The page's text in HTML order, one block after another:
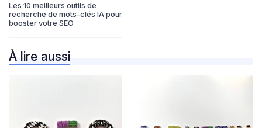
Les 10 meilleurs outils de
recherche de mots-clés IA pour
booster votre SEO
À lire aussi